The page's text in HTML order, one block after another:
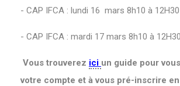
- CAP IFCA : lundi 16 mars 8h10 à 12H30
- CAP IFCA : mardi 17 mars 8h10 à 12H30
Vous trouverez ici un guide pour
votre compte et à vous pré-inscrire